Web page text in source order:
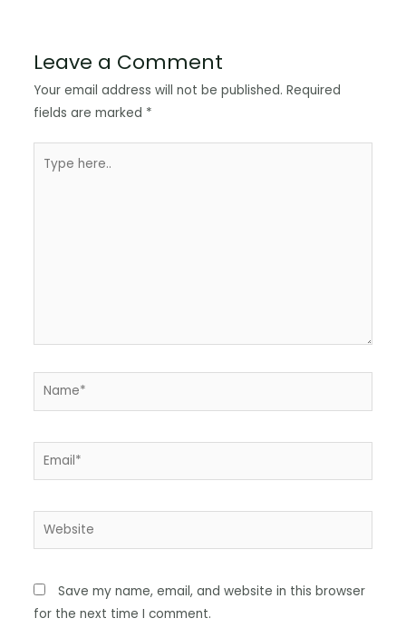
Leave a Comment
Your email address will not be published. Required
fields are marked *
Save my name, email, and website in this browser
for the next time I comment.